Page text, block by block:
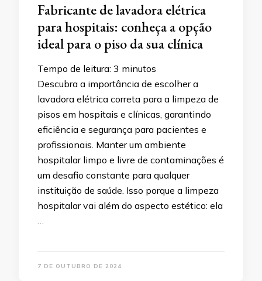
Fabricante de lavadora elétrica
para hospitais: conheça a opção
ideal para o piso da sua clínica
Tempo de leitura: 3 minutos
Descubra a importância de escolher a
lavadora elétrica correta para a limpeza de
pisos em hospitais e clínicas, garantindo
eficiência e segurança para pacientes e
profissionais. Manter um ambiente
hospitalar limpo e livre de contaminações é
um desafio constante para qualquer
instituição de saúde. Isso porque a limpeza
hospitalar vai além do aspecto estético: ela
…
7 DE OUTUBRO DE 2024